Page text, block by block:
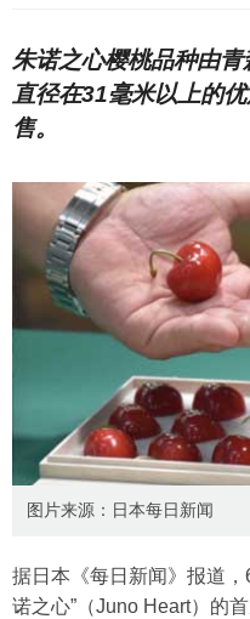
朱诺之心樱桃品种由
直径在31毫米以上的
售。
图片来源：日本每日新闻
据日本《每日新闻》报道
诺之心”（Juno Heart）的